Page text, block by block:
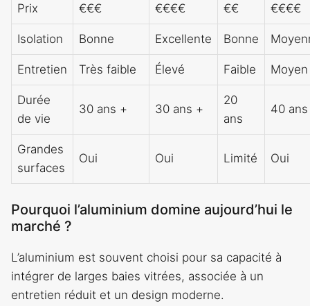
Prix €€€ €€€€ €€ €€€€
Isolation Bonne Excellente Bonne
Entretien Très faible Élevé Faible Moyen
Durée
de vie
30 ans + 30 ans +
20
ans
40
Grandes
surfaces
Oui Oui Limité Oui
Pourquoi l’aluminium domine aujourd’hui le
marché ?
L’aluminium est souvent choisi pour sa capacité à
intégrer de larges baies vitrées, associée à un
entretien réduit et un design moderne.